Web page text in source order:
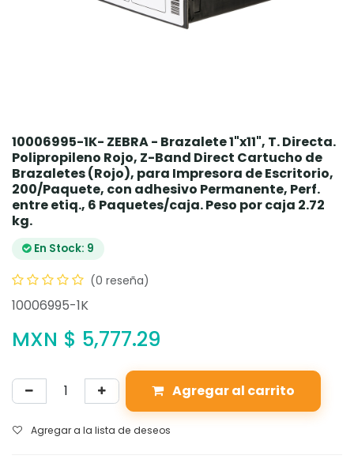
10006995-1K- ZEBRA - Brazalete 1"x11", T. Directa.
Polipropileno Rojo, Z-Band Direct Cartucho de
Brazaletes (Rojo), para Impresora de Escritorio,
200/Paquete, con adhesivo Permanente, Perf.
entre etiq., 6 Paquetes/caja. Peso por caja 2.72
kg.
En Stock: 9
(0 reseña)
10006995-1K
MXN $ 5,777.29
Agregar al carrito
Agregar a la lista de deseos